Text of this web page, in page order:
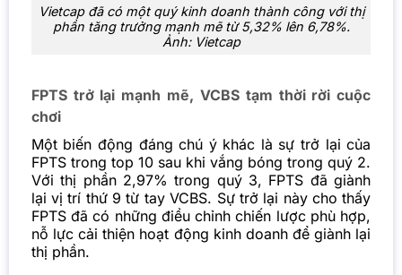
Vietcap đã có một quý kinh doanh thành công với thị
phần tăng trưởng mạnh mẽ từ 5,32% lên 6,78%.
Ảnh: Vietcap
FPTS trở lại mạnh mẽ, VCBS tạm thời rời cuộc
chơi
Một biến động đáng chú ý khác là sự trở lại của
FPTS trong top 10 sau khi vắng bóng trong quý 2.
Với thị phần 2,97% trong quý 3, FPTS đã giành
lại vị trí thứ 9 từ tay VCBS. Sự trở lại này cho thấy
FPTS đã có những điều chỉnh chiến lược phù hợp,
nỗ lực cải thiện hoạt động kinh doanh để giành lại
thị phần.